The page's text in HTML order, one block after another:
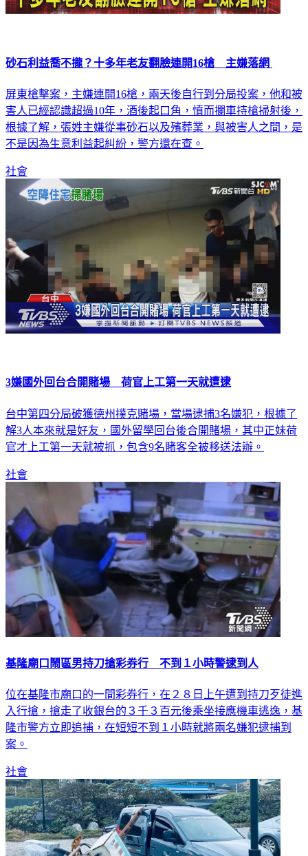
砂石利益喬不攏？十多年老友翻臉連開16槍 主嫌落網
屏東槍擊案，主嫌連開16槍，兩天後自行到分局投案，他和被
害人已經認識超過10年，酒後起口角，憤而攔車持槍掃射後，
根據了解，張姓主嫌從事砂石以及殯葬業，與被害人之間，是
不是因為生意利益起糾紛，警方還在查。
社會
3嫌國外回台合開賭場 荷官上工第一天就遭逮
台中第四分局破獲德州撲克賭場，當場逮捕3名嫌犯，根據了
解3人本來就是好友，國外留學回台後合開賭場，其中正妹荷
官才上工第一天就被抓，包含9名賭客全被移送法辦。
社會
基隆廟口鬧區男持刀搶彩券行 不到１小時警逮到人
位在基隆市廟口的一間彩券行，在２８日上午遭到持刀歹徒進
入行搶，搶走了收銀台的３千３百元後乘坐接應機車逃逸，基
隆市警方立即追捕，在短短不到１小時就將兩名嫌犯逮捕到
案。
社會